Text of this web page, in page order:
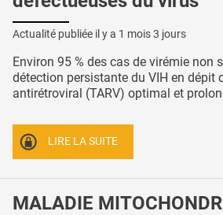
Actualité publiée il y a 1 mois 3 jours
Environ 95 % des cas de virémie non
détection persistante du VIH en dépit
antirétroviral (TARV) optimal et
LIRE LA SUITE
MALADIE